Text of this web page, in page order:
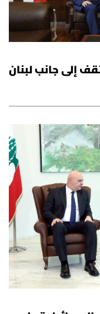
إلى جانب لبنان